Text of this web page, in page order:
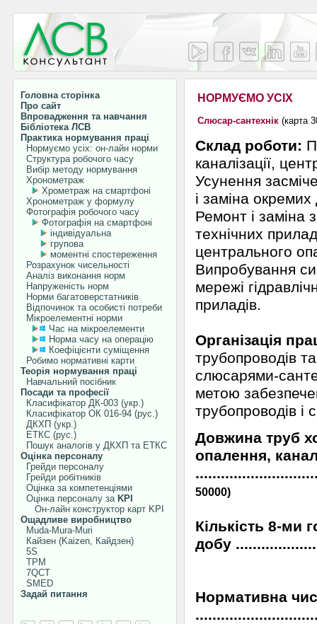
Головна сторінка
Про сайт
Впровадження та навчання
Бібліотека ЛСВ
Практика нормування праці
Нормуємо усіх: он-лайн норми
Структура робочого часу
Вибір методу нормування
Хронометраж
Хрометраж на смартфоні
Хронометраж у формулу
Фотографія робочого часу
Фотографія на смартфоні
індивідуальна
групова
моментні спостереження
Розрахунок чисельності
Аналіз виконання норм
Напруженість норм
Норми багатоверстатників
Відпочинок та особисті потреби
Мікроелементні норми
Час на мікроелементи
Норма часу на операцію
Коефіцієнти суміщення
Робимо нормативні карти
Теорія нормування праці
Навчальний посібник
Посади та професії
Класифікатор ДК-003 (укр.)
Класифікатор ОК 016-94 (рус.)
ДКХП (укр.)
ЕТКС (рус.)
Пошук аналогів у ДКХП та ЕТКС
Оцінка персоналу
Грейди персоналу
Грейди робітників
Оцінка за компетенціями
Оцінка персоналу за KPI
Он-лайн конструктор карт KPI
Ощадливе виробництво
Muda-Mura-Muri
Кайзен (Kaizen, Кайдзен)
5S
TPM
7QCT
SMED
Задай питання
НОРМУЄМО УСІХ
Слюсар-сантехнік (карта
Склад роботи:
каналізації,
Усунення
і заміна
Ремонт і заміна
технічних
центрального
Випробування
мережі
приладів.
Організація
трубопроводів
слюсарями-
метою
трубопроводів і
Довжина труб
опалення,
50000)
Кількість 8-ми
добу
Нормативна